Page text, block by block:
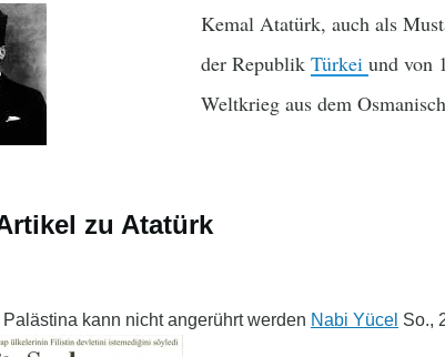
Kemal Atatürk, auch als
der Republik Türkei und von
Weltkrieg aus dem
zu Atatürk
Palästina kann nicht angerührt werden Nabi Yücel So.,